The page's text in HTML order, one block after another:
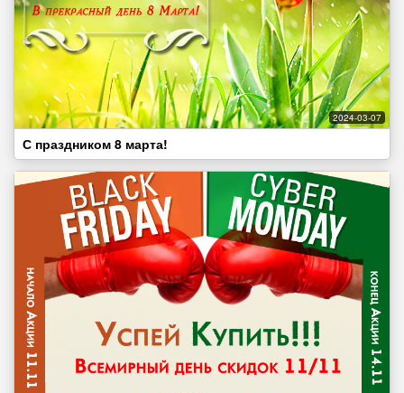
2024-03-07
С праздником 8 марта!